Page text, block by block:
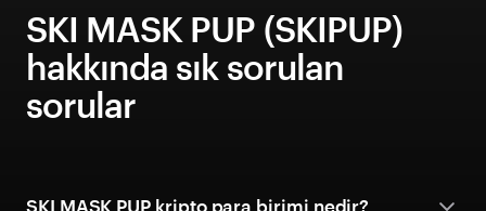
SKI MASK PUP (SKIPUP)
hakkında sık sorulan
sorular
SKI MASK PUP kripto para birimi nedir?